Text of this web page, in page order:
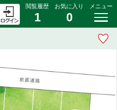
閲覧履歴
1
お気に入り
0
メニュー